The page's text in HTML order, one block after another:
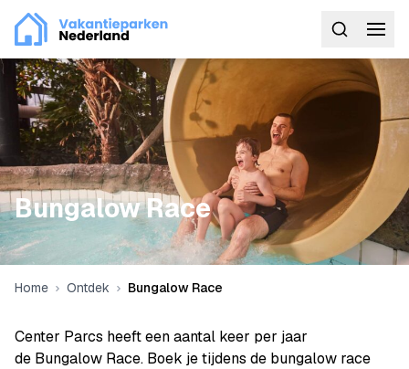
Bungalow Race
Home Ontdek Bungalow Race
Center Parcs heeft een aantal keer per jaar
de Bungalow Race. Boek je tijdens de bungalow race